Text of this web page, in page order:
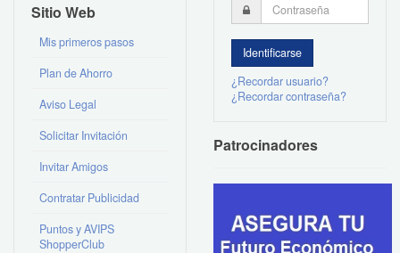
Sitio Web
Mis primeros pasos
Plan de Ahorro
Aviso Legal
Solicitar Invitación
Invitar Amigos
Contratar Publicidad
Puntos y AVIPS
ShopperClub
¿Recordar usuario?
¿Recordar contraseña?
Patrocinadores